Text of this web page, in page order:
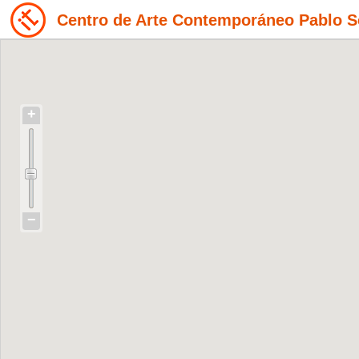
Centro de Arte Contemporáneo Pablo
+
−